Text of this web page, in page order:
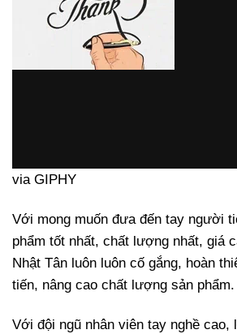
via GIPHY
Với mong muốn đưa đến tay người
phẩm tốt nhất, chất lượng nhất, giá
Nhật Tân luôn luôn cố gắng, hoàn
tiến, nâng cao chất lượng sản phẩm.
Với đội ngũ nhân viên tay nghề cao,